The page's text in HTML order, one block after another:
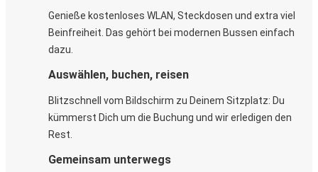
Genieße kostenloses WLAN, Steckdosen und extra viel
Beinfreiheit. Das gehört bei modernen Bussen einfach
dazu.
Auswählen, buchen, reisen
Blitzschnell vom Bildschirm zu Deinem Sitzplatz: Du
kümmerst Dich um die Buchung und wir erledigen den
Rest.
Gemeinsam unterwegs